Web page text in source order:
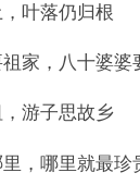
叶落仍归根
，八十婆婆
游子思故乡
哪里就最珍